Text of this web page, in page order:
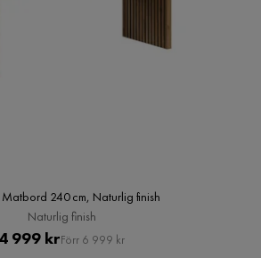
Matbord 240 cm, Naturlig finish
Naturlig finish
Pris
4 999 krOriginal
Förr 6 999 kr